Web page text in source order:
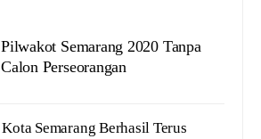
Pilwakot Semarang 2020 Tanpa
Calon Perseorangan
Semarang Berhasil Terus